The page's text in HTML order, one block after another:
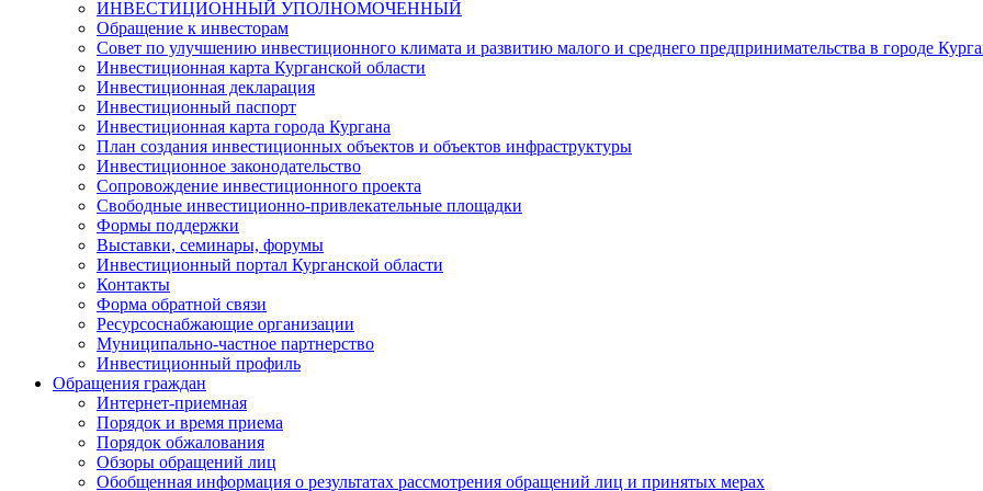
ИНВЕСТИЦИОННЫЙ УПОЛНОМОЧЕННЫЙ
Обращение к инвесторам
Совет по улучшению инвестиционного климата и развитию малого и среднего предпринимательства в городе
Инвестиционная карта Курганской области
Инвестиционная декларация
Инвестиционный паспорт
Инвестиционная карта города Кургана
План создания инвестиционных объектов и объектов инфраструктуры
Инвестиционное законодательство
Сопровождение инвестиционного проекта
Свободные инвестиционно-привлекательные площадки
Формы поддержки
Выставки, семинары, форумы
Инвестиционный портал Курганской области
Контакты
Форма обратной связи
Ресурсоснабжающие организации
Муниципально-частное партнерство
Инвестиционный профиль
Обращения граждан
Интернет-приемная
Порядок и время приема
Порядок обжалования
Обзоры обращений лиц
Обобщенная информация о результатах рассмотрения обращений лиц и принятых мерах